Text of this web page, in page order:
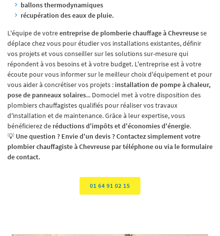
ballons thermodynamiques
récupération des eaux de pluie.
L'équipe de votreentreprise de plomberie chauffage à Chevreusese
déplace chez vous pour étudier vos installations existantes, définir
vos projets et vous conseiller sur les solutions sur-mesure qui
répondent à vos besoins et à votre budget. L'entreprise est à votre
écoute pour vous informer sur le meilleur choix d'équipement et pour
vous aider à concrétiser vos projets : installation de pompe à chaleur,
pose de panneaux solaires... Domociel met à votre disposition des
plombiers chauffagistes qualifiés pour réaliser vos travaux
d'installation et de maintenance. Grâce à leur expertise, vous
bénéficierez de réductions d'impôts et d'économies d'énergie.
💡 Une question ? Envie d'un devis ? Contactez simplement votre
plombier chauffagiste à Chevreuse par téléphone ou via le formulaire
de contact.
01 64 91 02 15